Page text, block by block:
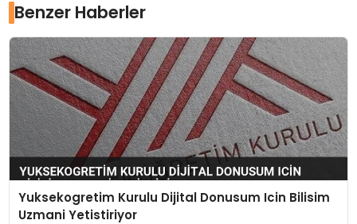
Benzer Haberler
Yuksekogretim Kurulu Dijital Donusum Icin Bilisim
Uzmani Yetistiriyor